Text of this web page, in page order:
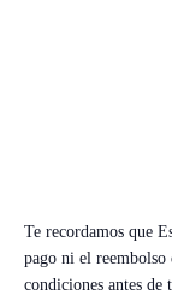
Te recordamos que
pago ni el reembolso
condiciones antes de